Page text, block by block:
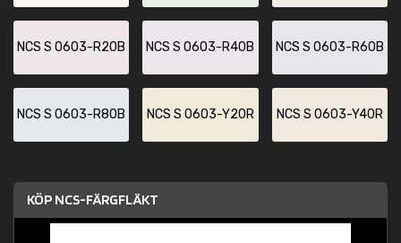
NCS S 0603-R20B NCS S 0603-R40B NCS S 0603-R60B
NCS S 0603-R80B NCS S 0603-Y20R NCS S 0603-Y40R
KÖP NCS-FÄRGFLÄKT